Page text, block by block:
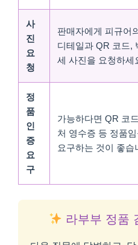
사
진
요
청
판매자에게 피규어
디테일과 QR 코드,
세 사진을 요청하세
정
품
인
증
요
구
가능하다면 QR 코
처 영수증 등 정품
요구하는 것이 좋습
라부부 정품